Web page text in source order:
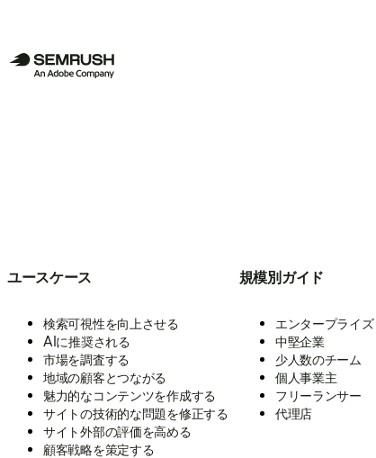
ユースケース
検索可視性を向上させる
AIに推奨される
市場を調査する
地域の顧客とつながる
魅力的なコンテンツを作成する
サイトの技術的な問題を修正する
サイト外部の評価を高める
顧客戦略を策定する
規模別ガイド
エンタープライズ
中堅企業
少人数のチーム
個人事業主
フリーランサー
代理店